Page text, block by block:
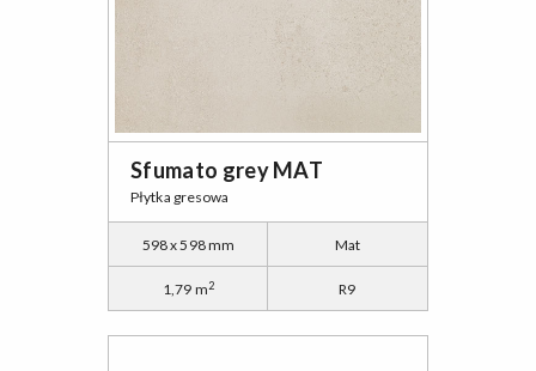
Sfumato grey MAT
Płytka gresowa
598 x 598 mm Mat
1,79 m2 R9